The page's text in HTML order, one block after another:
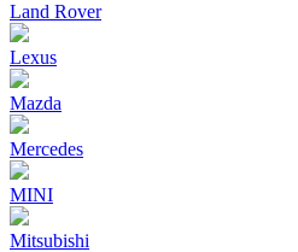
Land Rover
Lexus
Mazda
Mercedes
MINI
Mitsubishi